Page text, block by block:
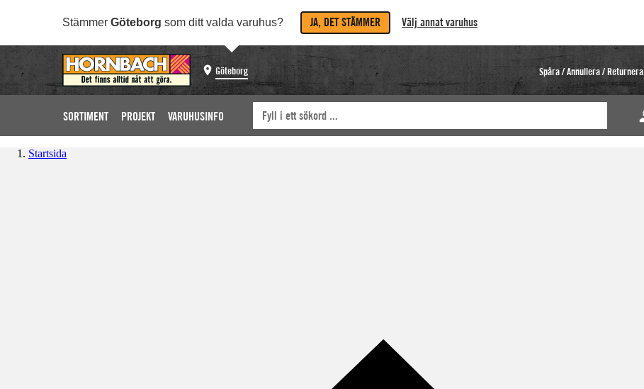
Stämmer Göteborg som ditt valda varuhus? JA, DET STÄMMER Välj annat varuhus
Göteborg Spåra / Annullera / Returnera
SORTIMENT PROJEKT VARUHUSINFO
Startsida